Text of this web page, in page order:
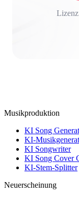
Musikproduktion
KI Song
KI-
KI Songwriter
KI Song Cover
KI-Stem-Splitter
Neuerscheinung